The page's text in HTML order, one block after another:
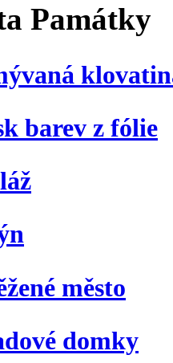
Památky
barev z fólie
město
domky